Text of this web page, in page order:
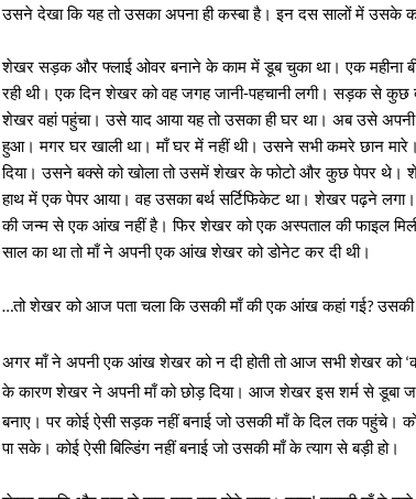
उसने देखा कि यह तो उसका अपना ही कस्बा है। इन दस सालों में उसके
शेखर सड़क और फ्लाई ओवर बनाने के काम में डूब चुका था। एक महीना
रही थी। एक दिन शेखर को वह जगह जानी-पहचानी लगी। सड़क से
शेखर वहां पहुंचा। उसे याद आया यह तो उसका ही घर था। अब उसे
हुआ। मगर घर खाली था। माँ घर में नहीं थी। उसने सभी कमरे छान
दिया। उसने बक्से को खोला तो उसमें शेखर के फोटो और कुछ पेपर थे।
हाथ में एक पेपर आया। वह उसका बर्थ सर्टिफिकेट था। शेखर पढ़ने लगा।
की जन्म से एक आंख नहीं है। फिर शेखर को एक अस्पताल की फाइल
साल का था तो माँ ने अपनी एक आंख शेखर को डोनेट कर दी थी।
…तो शेखर को आज पता चला कि उसकी माँ की एक आंख कहां गई?उसकी
अगर माँ ने अपनी एक आंख शेखर को न दी होती तो आज सभी शेखर को‘
के कारण शेखर ने अपनी माँ को छोड़ दिया। आज शेखर इस शर्म से डूबा
बनाए। पर कोई ऐसी सड़क नहीं बनाई जो उसकी माँ के दिल तक पहुंचे।
पा सके। कोई ऐसी बिल्डिंग नहीं बनाई जो उसकी माँ के त्याग से बड़ी हो।